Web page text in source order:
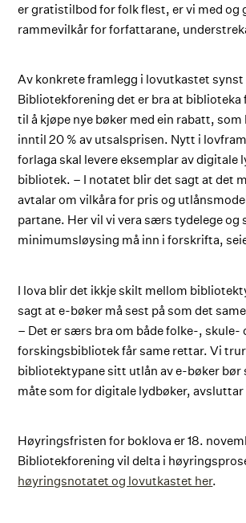
er gratistilbod for folk flest, er vi med og
rammevilkår for forfattarane,
Av konkrete framlegg i lovutkastet synst
Bibliotekforening det er bra at biblioteka
til å kjøpe nye bøker med ein rabatt,
inntil 20 % av utsalsprisen. Nytt i
forlaga skal levere eksemplar av digitale
bibliotek. – I notatet blir det sagt at det
avtalar om vilkåra for pris og
partane. Her vil vi vera særs tydelege og
minimumsløysing må inn i forskrifta,
I lova blir det ikkje skilt mellom
sagt at e-bøker må sest på som det
– Det er særs bra om både folke-, skule-
forskingsbibliotek får same rettar. Vi
bibliotektypane sitt utlån av e-bøker bør
måte som for digitale lydbøker,
Høyringsfristen for boklova er 18.
Bibliotekforening vil delta i
høyringsnotatet og lovutkastet her.